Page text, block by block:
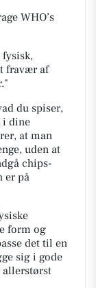
WHO’s
fravær af
du spiser,
i dine
at man
uden at
chips-
er på
form og
det til en
sig i gode
allerstørst